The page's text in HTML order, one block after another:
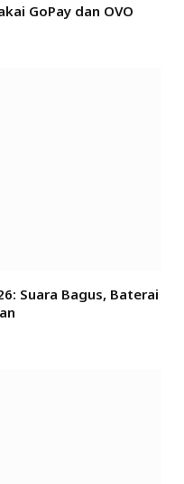
GoPay dan OVO
Suara Bagus, Baterai